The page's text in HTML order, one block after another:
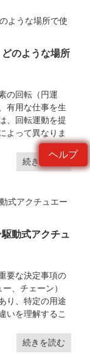
ヘルプ
のような場所
の回転（円運
有用な仕事を生
、回転運動を提
よって異なりま
続きを読む
動式アクチュ
要な決定事項の
、チェーン）
り、特定の用途
いを理解するこ
続きを読む